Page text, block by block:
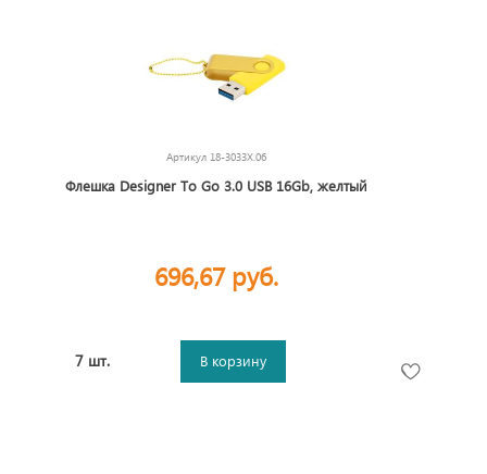
Артикул 18-3033X.06
Флешка Designer To Go 3.0 USB 16Gb, желтый
696,67 руб.
7 шт. В корзину